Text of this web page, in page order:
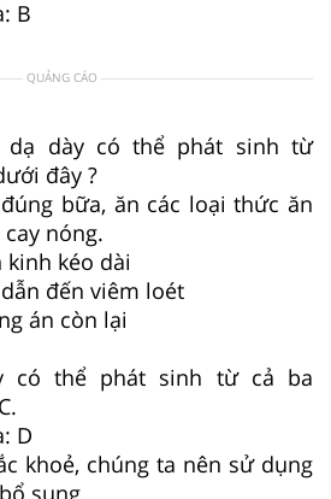
B
QUẢNG CÁO
dạ dày có thể phát sinh từ
đây ?
bữa, ăn các loại thức ăn
nóng.
kinh kéo dài
đến viêm loét
án còn lại
có thể phát sinh từ cả ba
D
khoẻ, chúng ta nên sử dụng
sung